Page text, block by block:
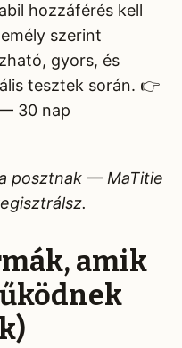
hozzáférés kell
szerint
gyors, és
tesztek során. 👉
30 nap
posztnak — MaTitie
amik